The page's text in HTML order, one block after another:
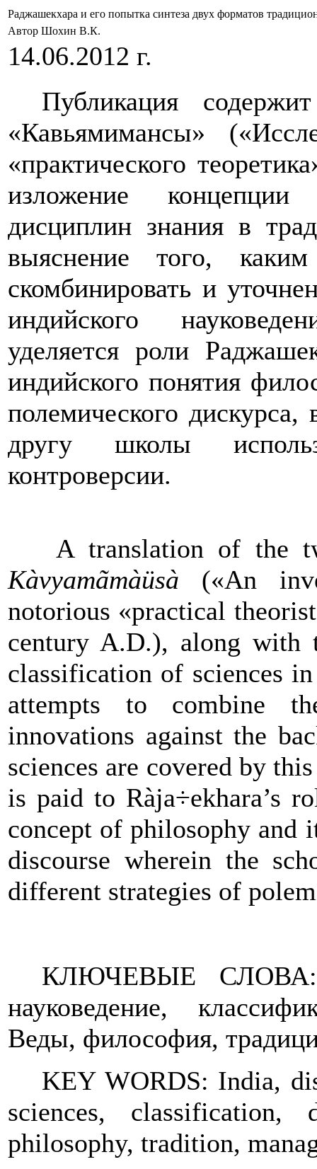
Раджашекхара и его попытка синтеза двух форматов
Автор Шохин В.К.
14.06.2012 г.
Публикация
«Кавьямимансы»
«практического
изложение
дисциплин знания в
выяснение того,
скомбинировать и
индийского
уделяется роли
индийского понятия
полемического
другу школы
контроверсии.
A translation of the
Kàvyamãmàüsà
(«An
notorious «practical
century A.D.), along with
classification of sciences
attempts to combine
innovations against the
sciences are covered by
is paid to Ràja÷ekhara’s
concept of philosophy and
discourse wherein the
different strategies of
КЛЮЧЕВЫЕ СЛОВА:
науковедение,
Веды, философия,
KEY WORDS: India,
sciences,
philosophy, tradition,